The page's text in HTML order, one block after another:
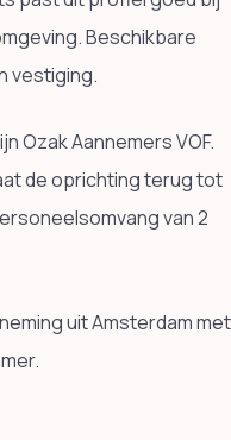
Beschikbare
vestiging.
Ozak Aannemers VOF.
de oprichting terug tot
van 2
uit Amsterdam met